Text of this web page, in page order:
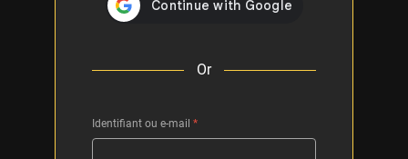
Or
Identifiant ou e-mail *